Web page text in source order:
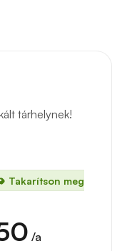
tárhelynek!
Takarítson meg
/a